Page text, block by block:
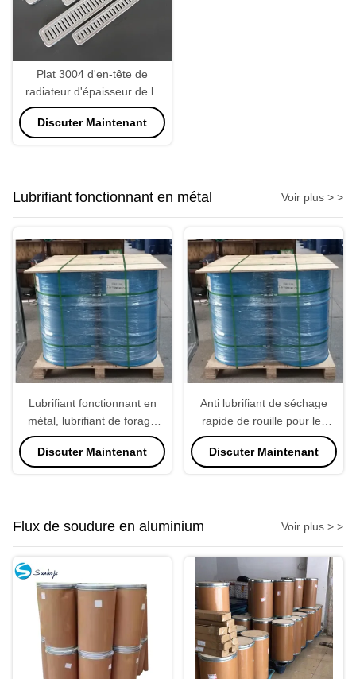
Plat 3004 d'en-tête de
radiateur d'épaisseur de la
haute précision 1.5mm
Discuter Maintenant
Lubrifiant fonctionnant en métal Voir plus > >
Lubrifiant fonctionnant en
métal, lubrifiant de forage
pour industriel en acier
Discuter Maintenant
Anti lubrifiant de séchage
rapide de rouille pour les
ailerons en aluminium
Discuter Maintenant
Flux de soudure en aluminium Voir plus > >